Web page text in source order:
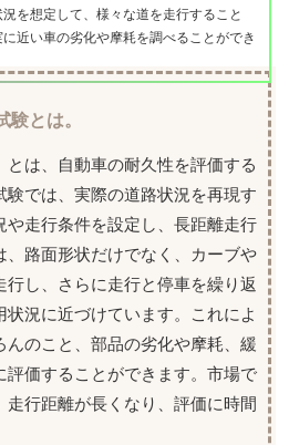
を想定して、様々な道を走行すること
近い車の劣化や摩耗を調べることができ
験とは。
とは、自動車の耐久性を評価する
験では、実際の道路状況を再現す
や走行条件を設定し、長距離走行
、路面形状だけでなく、カーブや
し、さらに走行と停車を繰り返
況に近づけています。これによ
んのこと、部品の劣化や摩耗、緩
評価することができます。市場で
走行距離が長くなり、評価に時間